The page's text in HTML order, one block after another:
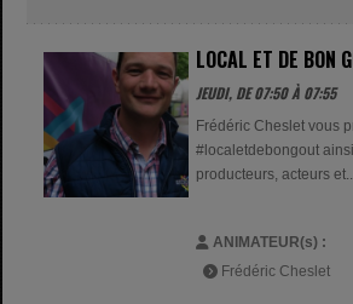
LOCAL ET DE BON
JEUDI, DE 07:50 À 07:55
Frédéric Cheslet vous
#localetdebongout
producteurs, acteurs
ANIMATEUR(s) :
Frédéric Cheslet